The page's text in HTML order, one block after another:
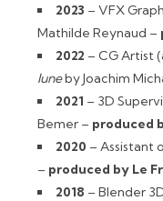
2023 – VFX
Mathilde Reynaud –
2022 – CG Artist
luneby Joachim
2021 – 3D
Bemer – produced
2020 – Assistant
– produced by Le
2018 – Blender